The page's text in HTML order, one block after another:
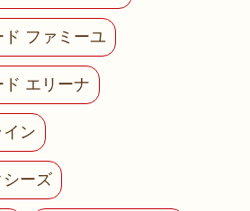
ド ファミーユ
エリーナ
ン
ーズ